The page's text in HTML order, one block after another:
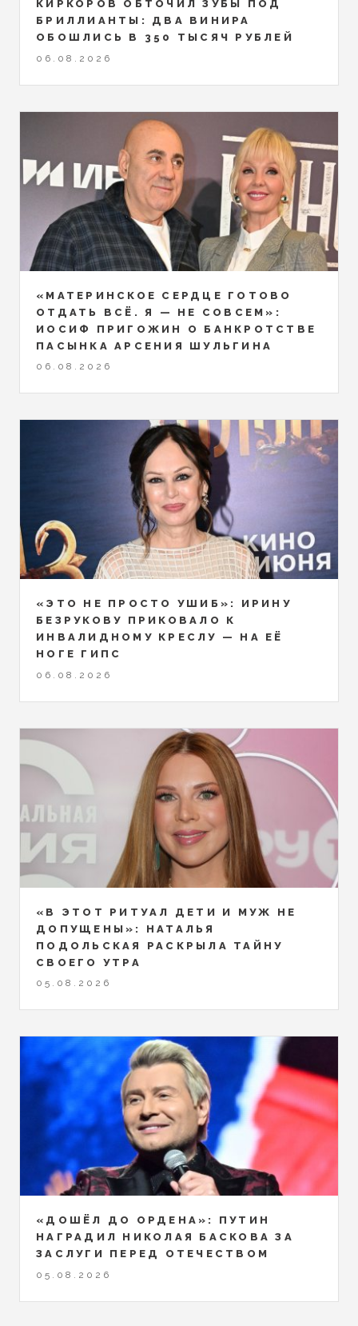
КИРКОРОВ ОБТОЧИЛ ЗУБЫ ПОД
БРИЛЛИАНТЫ: ДВА ВИНИРА
ОБОШЛИСЬ В 350 ТЫСЯЧ РУБЛЕЙ
06.08.2026
«МАТЕРИНСКОЕ СЕРДЦЕ ГОТОВО
ОТДАТЬ ВСЁ. Я — НЕ СОВСЕМ»:
ИОСИФ ПРИГОЖИН О БАНКРОТСТВЕ
ПАСЫНКА АРСЕНИЯ ШУЛЬГИНА
06.08.2026
«ЭТО НЕ ПРОСТО УШИБ»: ИРИНУ
БЕЗРУКОВУ ПРИКОВАЛО К
ИНВАЛИДНОМУ КРЕСЛУ — НА ЕЁ
НОГЕ ГИПС
06.08.2026
«В ЭТОТ РИТУАЛ ДЕТИ И МУЖ НЕ
ДОПУЩЕНЫ»: НАТАЛЬЯ
ПОДОЛЬСКАЯ РАСКРЫЛА ТАЙНУ
СВОЕГО УТРА
05.08.2026
«ДОШЁЛ ДО ОРДЕНА»: ПУТИН
НАГРАДИЛ НИКОЛАЯ БАСКОВА ЗА
ЗАСЛУГИ ПЕРЕД ОТЕЧЕСТВОМ
05.08.2026